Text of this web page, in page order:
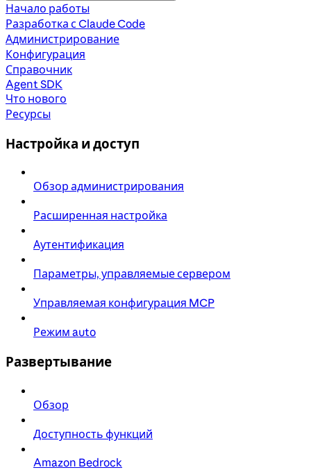
Начало работы
Разработка с Claude Code
Администрирование
Конфигурация
Справочник
Agent SDK
Что нового
Ресурсы
Настройка и доступ
Обзор администрирования
Расширенная настройка
Аутентификация
Параметры, управляемые сервером
Управляемая конфигурация MCP
Режим auto
Развертывание
Обзор
Доступность функций
Amazon Bedrock